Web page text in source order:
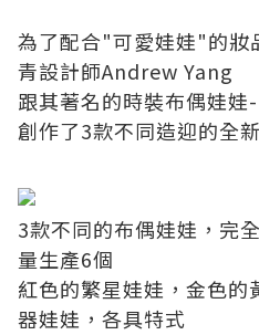
為了配合"可愛娃娃"的妝
青設計師Andrew Yang
跟其著名的時裝布偶娃
創作了3款不同造迎的全
3款不同的布偶娃娃，完
量生產6個
紅色的繁星娃娃，金色的
器娃娃，各具特式